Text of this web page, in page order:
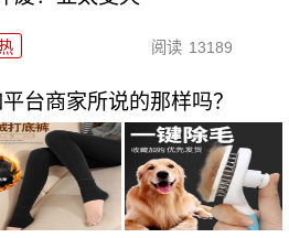
阅读 13189
台商家所说的那样吗？